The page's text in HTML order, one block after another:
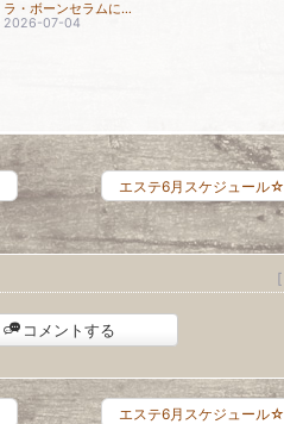
ラ・ボーンセラムについて☆
2026-07-04
エステ6月スケジュール☆
[
コメントする
エステ6月スケジュール☆